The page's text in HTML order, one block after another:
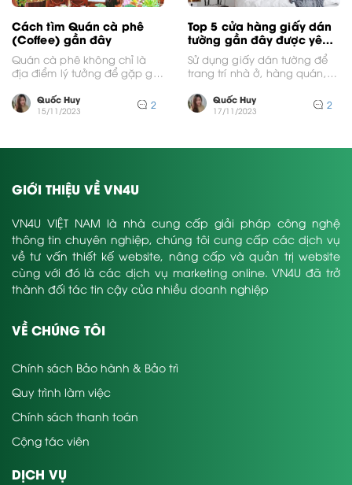
Cách tìm Quán cà phê
(Coffee) gần đây
Quán cà phê không chỉ là
địa điểm lý tưởng để gặp gỡ
Quốc Huy
15/11/2023 2
Top 5 cửa hàng giấy dán
tường gần đây được yêu
thích nhất
Sử dụng giấy dán tường để
trang trí nhà ở, hàng quán,
nhiều...Quốc Huy
17/11/2023 2
GIỚI THIỆU VỀ VN4U
VN4U VIỆT NAM là nhà cung cấp giải pháp công nghệ
thông tin chuyên nghiệp, chúng tôi cung cấp các dịch vụ
về tư vấn thiết kế website, nâng cấp và quản trị website
cùng với đó là các dịch vụ marketing online. VN4U đã trở
thành đối tác tin cậy của nhiều doanh nghiệp
VỀ CHÚNG TÔI
Chính sách Bảo hành & Bảo trì
Quy trình làm việc
Chính sách thanh toán
Cộng tác viên
DỊCH VỤ